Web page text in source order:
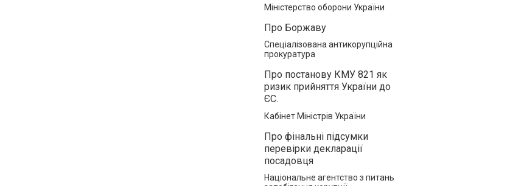
Міністерство оборони України
Про Боржаву
Спеціалізована антикорупційна
прокуратура
Про постанову КМУ 821 як
ризик прийняття України до
ЄС.
Кабінет Міністрів України
Про фінальні підсумки
перевірки декларації
посадовця
Національне агентство з питань